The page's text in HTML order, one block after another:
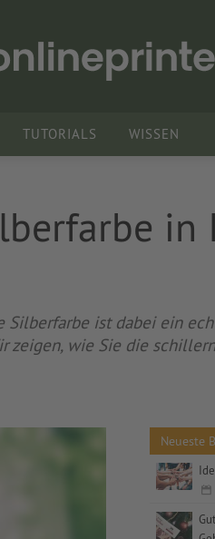
TUTORIALS WISSEN
in
Silberfarbe ist dabei ein
zeigen, wie Sie die
Neueste